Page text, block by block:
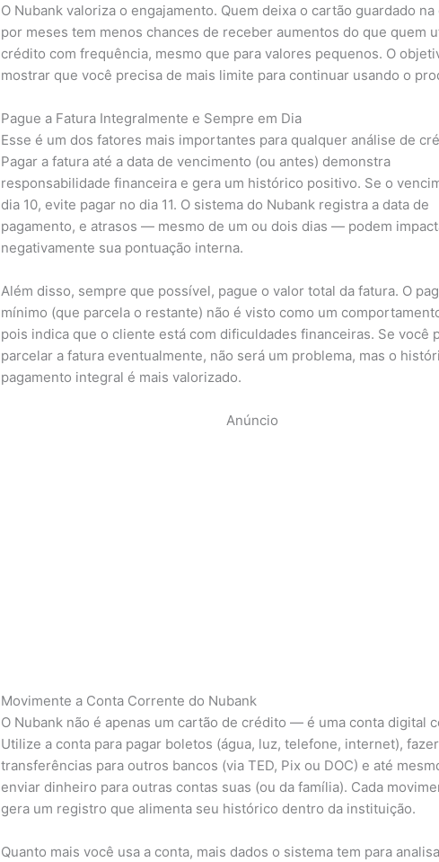
O Nubank valoriza o engajamento. Quem deixa o cartão guardado na
por meses tem menos chances de receber aumentos do que quem
crédito com frequência, mesmo que para valores pequenos. O
mostrar que você precisa de mais limite para continuar usando o
Pague a Fatura Integralmente e Sempre em Dia
Esse é um dos fatores mais importantes para qualquer análise de
Pagar a fatura até a data de vencimento (ou antes) demonstra
responsabilidade financeira e gera um histórico positivo. Se o
dia 10, evite pagar no dia 11. O sistema do Nubank registra a data de
pagamento, e atrasos — mesmo de um ou dois dias — podem
negativamente sua pontuação interna.
Além disso, sempre que possível, pague o valor total da fatura. O
mínimo (que parcela o restante) não é visto como um
pois indica que o cliente está com dificuldades financeiras. Se você
parcelar a fatura eventualmente, não será um problema, mas o
pagamento integral é mais valorizado.
Anúncio
Movimente a Conta Corrente do Nubank
O Nubank não é apenas um cartão de crédito — é uma conta digital
Utilize a conta para pagar boletos (água, luz, telefone, internet), fazer
transferências para outros bancos (via TED, Pix ou DOC) e até
enviar dinheiro para outras contas suas (ou da família). Cada
gera um registro que alimenta seu histórico dentro da instituição.
Quanto mais você usa a conta, mais dados o sistema tem para